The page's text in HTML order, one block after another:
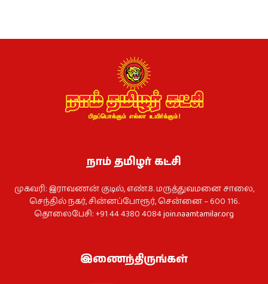
நாம் தமிழர் கட்சி
முகவரி: இராவணன் குடில், எண்.8. மருத்துவமனை சாலை,
செந்தில் நகர், சின்னப்போரூர், சென்னை – 600 116.
தொலைபேசி: +91 44 4380 4084join.naamtamilar.org
இணைந்திருங்கள்